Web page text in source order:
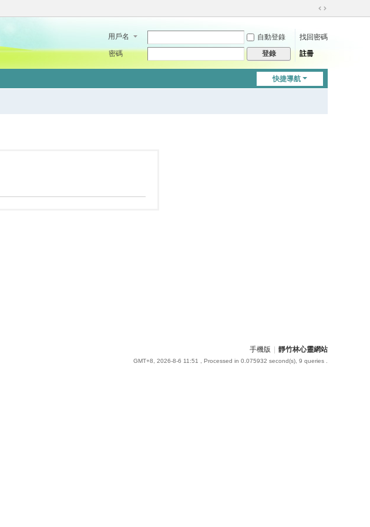
切
到
用戶名 自動登錄
找回密碼
密碼
登錄 註冊
快捷導航
手機版 靜竹林心靈網站
GMT+8, 2026-8-6 11:51 , Processed in 0.075932 second(s), 9 queries .